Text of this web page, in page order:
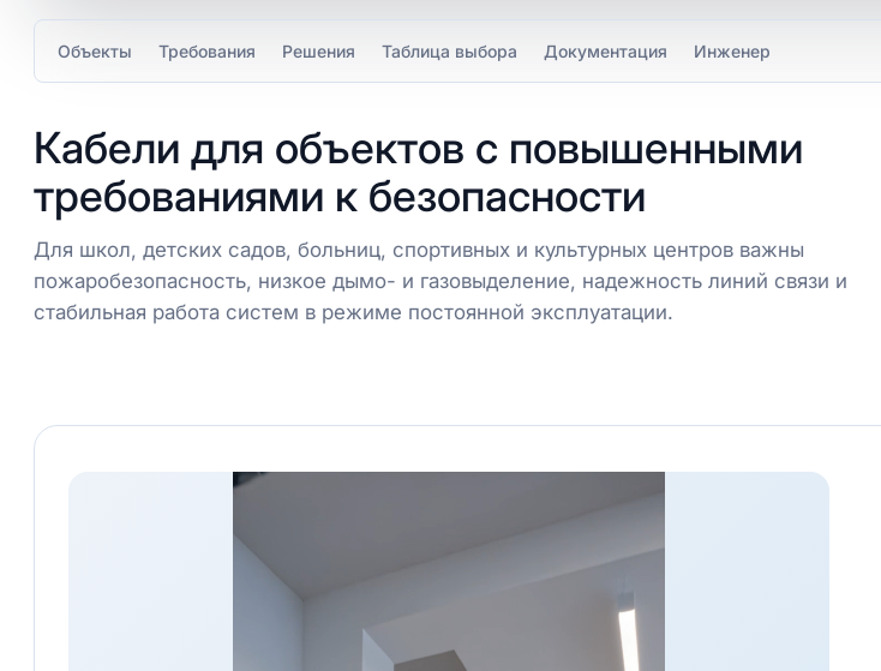
Объекты Требования Решения Таблица выбора Документация Инженер
Кабели для объектов с повышенными
требованиями к безопасности
Для школ, детских садов, больниц, спортивных и культурных центров важны
пожаробезопасность, низкое дымо- и газовыделение, надежность линий связи и
стабильная работа систем в режиме постоянной эксплуатации.